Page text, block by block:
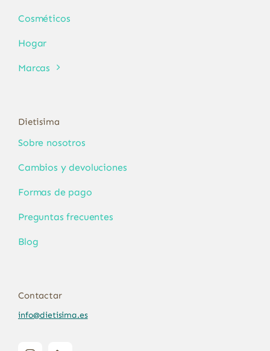
Cosméticos
Hogar
Marcas
Dietisima
Sobre nosotros
Cambios y devoluciones
Formas de pago
Preguntas frecuentes
Blog
Contactar
info@dietisima.es